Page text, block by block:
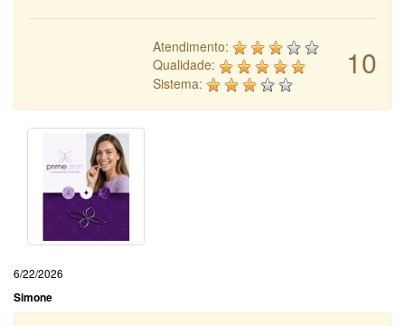
10
Atendimento:
Qualidade:
Sistema:
6/22/2026
Simone